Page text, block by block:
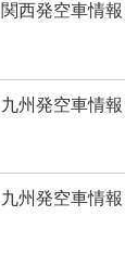
関西発空車情
九州発空車情
九州発空車情